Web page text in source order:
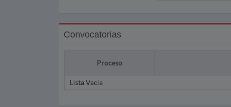
Convocatorias
Proceso
Lista Vacia